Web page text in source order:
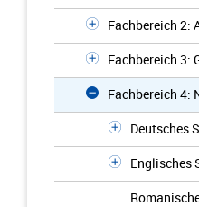
Fachbereich 2:
Fachbereich 3:
Fachbereich 4:
Deutsches
Englisches